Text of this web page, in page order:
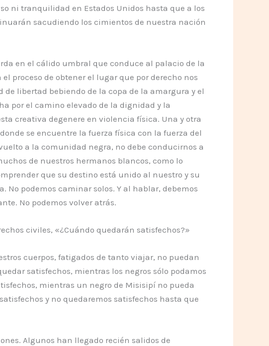
ni tranquilidad en Estados Unidos hasta que a los
sacudiendo los cimientos de nuestra nación
en el cálido umbral que conduce al palacio de la
proceso de obtener el lugar que por derecho nos
libertad bebiendo de la copa de la amargura y el
por el camino elevado de la dignidad y la
creativa degenere en violencia física. Una y otra
se encuentre la fuerza física con la fuerza del
a la comunidad negra, no debe conducirnos a
de nuestros hermanos blancos, como lo
que su destino está unido al nuestro y su
podemos caminar solos. Y al hablar, debemos
No podemos volver atrás.
civiles, «¿Cuándo quedarán satisfechos?»
cuerpos, fatigados de tanto viajar, no puedan
satisfechos, mientras los negros sólo podamos
mientras un negro de Misisipí no pueda
y no quedaremos satisfechos hasta que
Algunos han llegado recién salidos de